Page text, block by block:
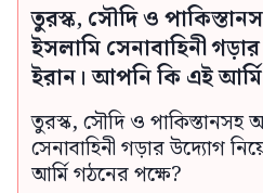
তুরস্ক, সৌদি ও
ইসলামি সেনাবাহিনী
ইরান। আপনি কি এই
তুরস্ক, সৌদি ও পাকিস্তানসহ
সেনাবাহিনী গড়ার উদ্যোগ
আর্মি গঠনের পক্ষে?